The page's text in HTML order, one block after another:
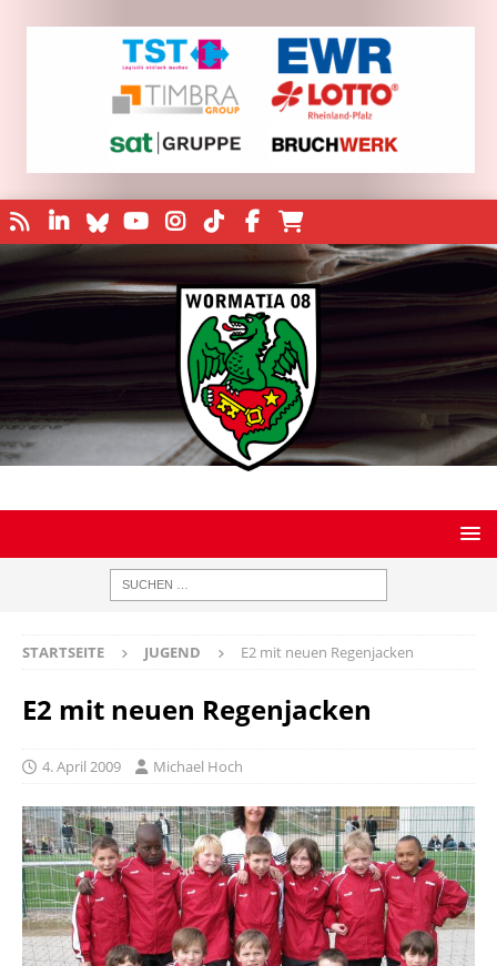
STARTSEITE JUGEND E2 mit neuen Regenjacken
E2 mit neuen Regenjacken
4. April 2009 Michael Hoch